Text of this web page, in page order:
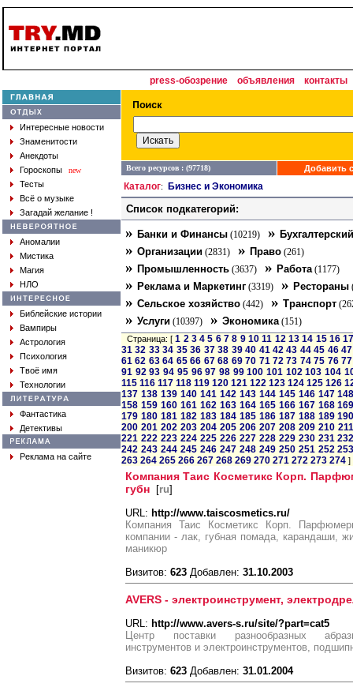
press-обозрение объявления контакты
Интересные новости
Знаменитости
Анекдоты
Гороскопы
new
Тесты
Всё о музыке
Загадай желание !
Аномалии
Мистика
Магия
НЛО
Библейские истории
Вампиры
Астрология
Психология
Твоё имя
Технологии
Фантастика
Детективы
Реклама на сайте
Всего ресурсов : (97718) Добавить
Каталог: Бизнес и Экономика
Список подкатегорий:
» Банки и Финансы (10219) »
» Организации (2831) » Право (261)
» Промышленность (3637) » Работа(1177)
» Реклама и Маркетинг (3319) » Рестораны
» Сельское хозяйство (442) » Транспорт
» Услуги (10397) » Экономика(151)
Страница: [1 2 3 4 5 6 7 8 9 10 11 12 13 14 15 16
31 32 33 34 35 36 37 38 39 40 41 42 43 44 45 46 47
61 62 63 64 65 66 67 68 69 70 71 72 73 74 75 76 77
91 92 93 94 95 96 97 98 99 100 101 102 103 104
115 116 117 118 119 120 121 122 123 124 125 126
137 138 139 140 141 142 143 144 145 146 147
158 159 160 161 162 163 164 165 166 167 168
179 180 181 182 183 184 185 186 187 188 189
200 201 202 203 204 205 206 207 208 209 210 211
221 222 223 224 225 226 227 228 229 230 231
242 243 244 245 246 247 248 249 250 251 252
263 264 265 266 267 268 269 270 271 272 273 274 ]
Компания Таис Косметикс Корп.
губн [ru]
URL: http://www.taiscosmetics.ru/
Компания Таис Косметикс Корп.
компании - лак, губная помада, карандаши,
маникюр
Визитов: 623 Добавлен: 31.10.2003
AVERS - электроинструмент,
URL: http://www.avers-s.ru/site/?part=cat5
Центр поставки разнообразных
инструментов и электроинструментов,
Визитов: 623 Добавлен: 31.01.2004